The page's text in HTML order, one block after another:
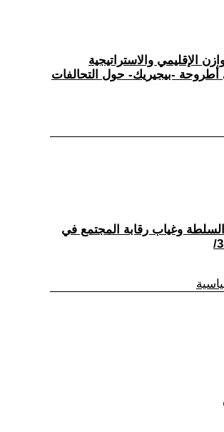
الإقليمي والاستراتيجية
أطروحة -بيجيريك- حول التحالفات
السلطة وغياب رقابة المجتمع في